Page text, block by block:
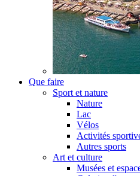
Que faire
Sport et nature
Nature
Lac
Vélos
Activités
Autres sports
Art et culture
Musées et